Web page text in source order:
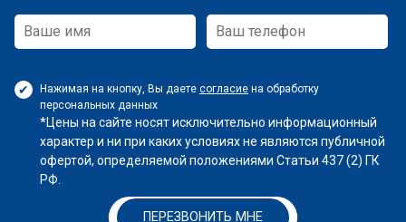
Нажимая на кнопку, Вы даете согласие на обработку
персональных данных
*Цены на сайте носят исключительно информационный
характер и ни при каких условиях не являются публичной
офертой, определяемой положениями Статьи 437 (2) ГК
РФ.
ПЕРЕЗВОНИТЬ МНЕ